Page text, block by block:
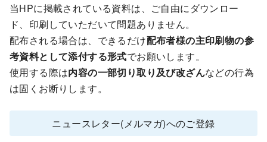
当HPに掲載されている資料は、ご自由にダウンロー
ド、印刷していただいて問題ありません。
配布される場合は、できるだけ配布者様の主印刷物の参
考資料として添付する形式でお願いします。
使用する際は内容の一部切り取り及び改ざんなどの行為
は固くお断りします。
ニュースレター(メルマガ)へのご登録